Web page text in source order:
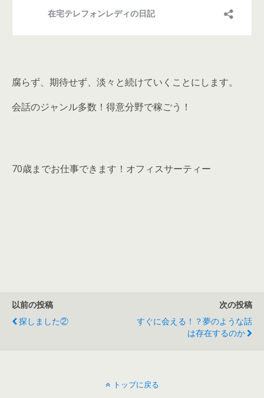
腐らず、期待せず、淡々と続けていくことにします。
会話のジャンル多数！得意分野で稼ごう！
70歳までお仕事できます！オフィスサーティー
以前の投稿
探しました②
次の投稿
すぐに会える！？夢のような話
は存在するのか
トップに戻る